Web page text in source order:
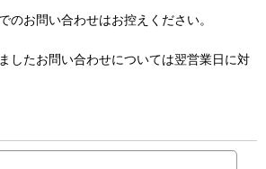
のお問い合わせはお控えください。
したお問い合わせについては翌営業日に対